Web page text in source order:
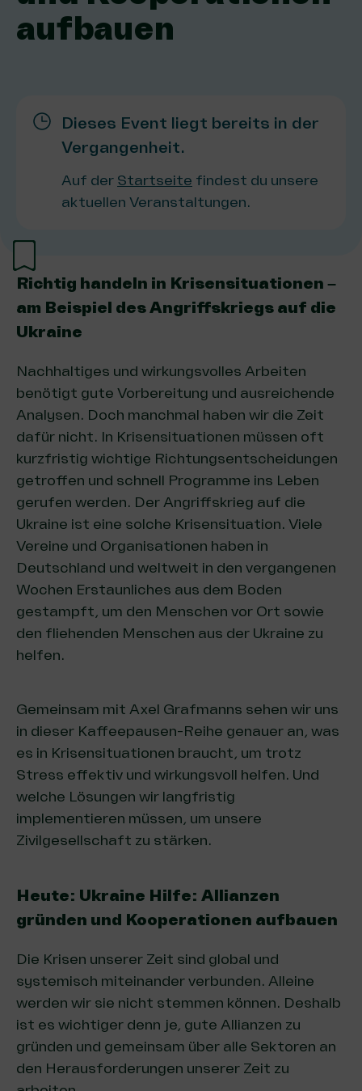
aufbauen
Dieses Event liegt bereits in der
Vergangenheit.
Auf der Startseite findest du unsere
aktuellen Veranstaltungen.
Richtig handeln in Krisensituationen –
am Beispiel des Angriffskriegs auf die
Ukraine
Nachhaltiges und wirkungsvolles Arbeiten
benötigt gute Vorbereitung und ausreichende
Analysen. Doch manchmal haben wir die Zeit
dafür nicht. In Krisensituationen müssen oft
kurzfristig wichtige Richtungsentscheidungen
getroffen und schnell Programme ins Leben
gerufen werden. Der Angriffskrieg auf die
Ukraine ist eine solche Krisensituation. Viele
Vereine und Organisationen haben in
Deutschland und weltweit in den vergangenen
Wochen Erstaunliches aus dem Boden
gestampft, um den Menschen vor Ort sowie
den fliehenden Menschen aus der Ukraine zu
helfen.
Gemeinsam mit Axel Grafmanns sehen wir uns
in dieser Kaffeepausen-Reihe genauer an, was
es in Krisensituationen braucht, um trotz
Stress effektiv und wirkungsvoll helfen. Und
welche Lösungen wir langfristig
implementieren müssen, um unsere
Zivilgesellschaft zu stärken.
Heute: Ukraine Hilfe: Allianzen
gründen und Kooperationen aufbauen
Die Krisen unserer Zeit sind global und
systemisch miteinander verbunden. Alleine
werden wir sie nicht stemmen können. Deshalb
ist es wichtiger denn je, gute Allianzen zu
gründen und gemeinsam über alle Sektoren an
den Herausforderungen unserer Zeit zu